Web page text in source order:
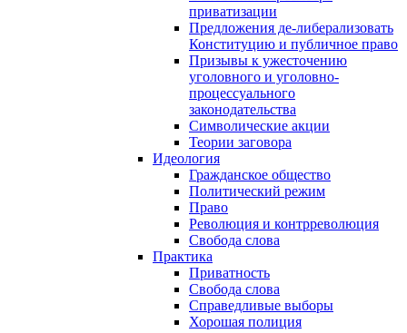
приватизации
Предложения де-либерализовать
Конституцию и публичное право
Призывы к ужесточению
уголовного и уголовно-
процессуального
законодательства
Символические акции
Теории заговора
Идеология
Гражданское общество
Политический режим
Право
Революция и контрреволюция
Свобода слова
Практика
Приватность
Свобода слова
Справедливые выборы
Хорошая полиция